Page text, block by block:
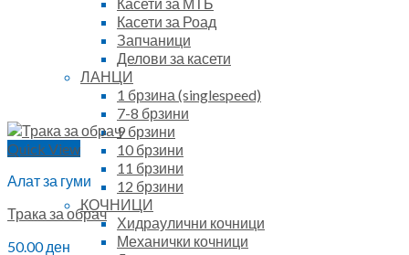
Касети за Роад
Запчаници
Делови за касети
ЛАНЦИ
1 брзина (singlespeed)
7-8 брзини
9 брзини
10 брзини
11 брзини
12 брзини
КОЧНИЦИ
Хидраулични кочници
Механички кочници
Quick View
Алат за гуми
Трака за обрач
50.00ден